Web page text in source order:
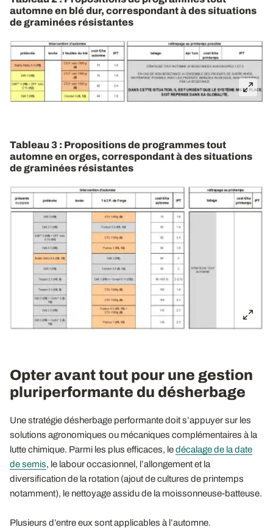
automne en blé dur, correspondant à des situations
de graminées résistantes
Tableau 3 : Propositions de programmes tout
automne en orges, correspondant à des situations
de graminées résistantes
Opter avant tout pour une gestion
pluriperformante du désherbage
Une stratégie désherbage performante doit s’appuyer sur les
solutions agronomiques ou mécaniques complémentaires à la
lutte chimique. Parmi les plus efficaces, ledécalage de la date
de semis, le labour occasionnel, l’allongement et la
diversification de la rotation (ajout de cultures de printemps
notamment), le nettoyage assidu de la moissonneuse-batteuse.
Plusieurs d’entre eux sont applicables à l’automne.